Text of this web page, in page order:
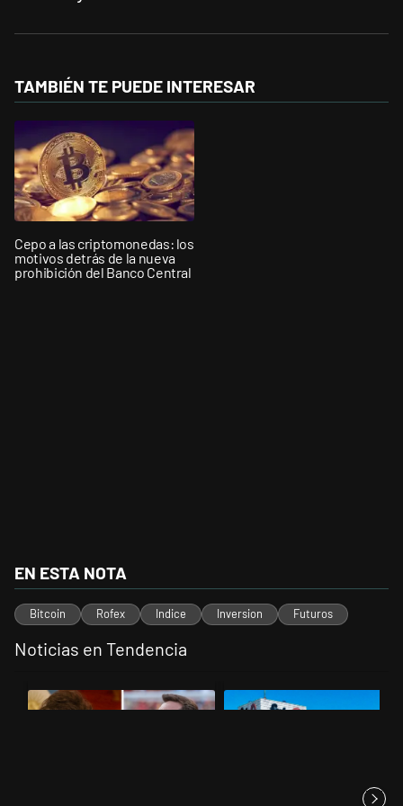
TAMBIÉN TE PUEDE INTERESAR
Cepo a las criptomonedas: los
motivos detrás de la nueva
prohibición del Banco Central
EN ESTA NOTA
Bitcoin Rofex Indice Inversion Futuros
Noticias en Tendencia
Un artículo de tendencia con el título "Milei despidió a Jorge Messi
Un artículo de tendencia con el